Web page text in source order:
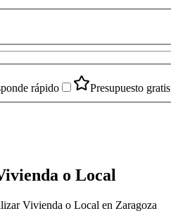
rápido Presupuesto gratis
o Local
Vivienda o Local en Zaragoza